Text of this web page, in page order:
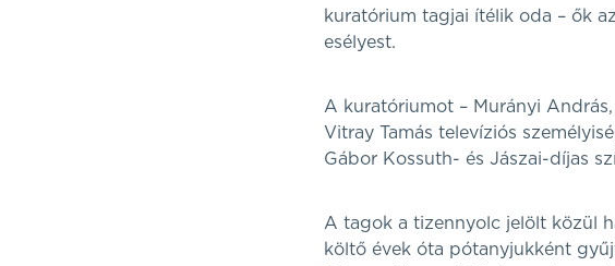
kuratórium tagjai ítélik oda – ők
esélyest.
A kuratóriumot – Murányi
Vitray Tamás televíziós
Gábor Kossuth- és Jászai-díjas
A tagok a tizennyolc jelölt közül
költő évek óta pótanyjukként